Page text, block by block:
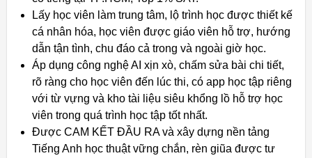
Lấy học viên làm trung tâm, lộ trình học được thiết kế
cá nhân hóa, học viên được giáo viên hỗ trợ, hướng
dẫn tận tình, chu đáo cả trong và ngoài giờ học.
Áp dụng công nghệ AI xịn xò, chấm sửa bài chi tiết,
rõ ràng cho học viên đến lúc thi, có app học tập riêng
với từ vựng và kho tài liệu siêu khổng lồ hỗ trợ học
viên trong quá trình học tập tốt nhất.
Được CAM KẾT ĐẦU RA và xây dựng nền tảng
Tiếng Anh học thuật vững chắn, rèn giũa được tư